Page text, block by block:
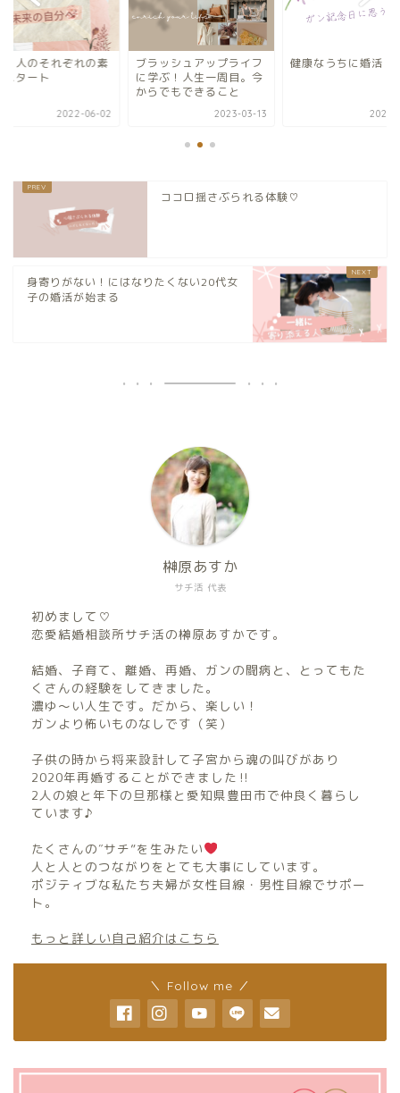
ッシュアップライフ
！人生一周目。今
2023-03-13
健康なうちに婚活
2021-10-12
女子３人のそれぞれ
2022-
ココロ揺さぶられる体験♡
身寄りがない！にはなりたくない20代女
子の婚活が始まる
サチ活 代表
榊原あすか
初めまして♡
恋愛結婚相談所サチ活の榊原あすかです。
結婚、子育て、離婚、再婚、ガンの闘病と、とってもた
くさんの経験をしてきました。
濃ゆ〜い人生です。だから、楽しい！
ガンより怖いものなしです（笑）
子供の時から将来設計して子宮から魂の叫びがあり
2020年再婚することができました‼︎
2人の娘と年下の旦那様と愛知県豊田市で仲良く暮らし
ています♪
たくさんの″サチ”を生みたい
人と人とのつながりをとても大事にしています。
ポジティブな私たち夫婦が女性目線・男性目線でサポー
ト。
もっと詳しい自己紹介はこちら
＼ Follow me ／